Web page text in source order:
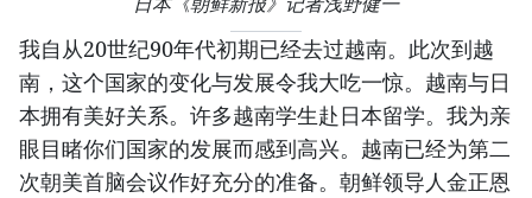
我自从20世纪90年代初期已经去过越南。此次到越
南，这个国家的变化与发展令我大吃一惊。越南与日
本拥有美好关系。许多越南学生赴日本留学。我为亲
眼目睹你们国家的发展而感到高兴。越南已经为第二
次朝美首脑会议作好充分的准备。朝鲜领导人金正恩